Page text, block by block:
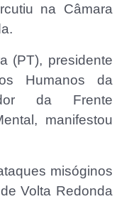
na Câmara
(PT), presidente
Humanos da
da Frente
manifestou
misóginos
Volta Redonda